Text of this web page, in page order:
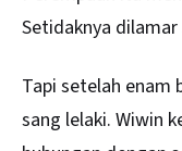
Setidaknya dilamar
Tapi setelah enam
sang lelaki. Wiwin